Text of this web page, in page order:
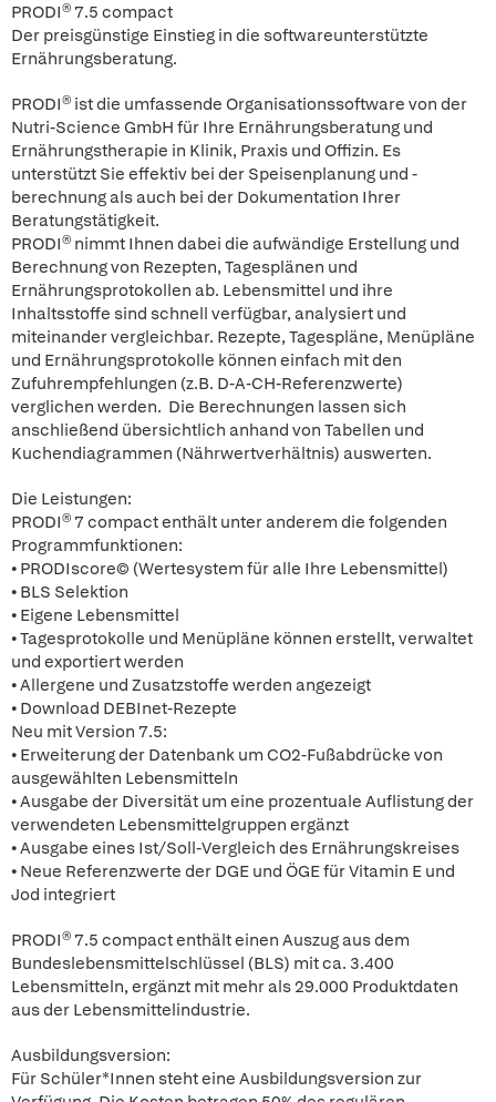
PRODI® 7.5 compact
Der preisgünstige Einstieg in die softwareunterstützte
Ernährungsberatung.
PRODI® ist die umfassende Organisationssoftware von der
Nutri-Science GmbH für Ihre Ernährungsberatung und
Ernährungstherapie in Klinik, Praxis und Offizin. Es
unterstützt Sie effektiv bei der Speisenplanung und -
berechnung als auch bei der Dokumentation Ihrer
Beratungstätigkeit.
PRODI® nimmt Ihnen dabei die aufwändige Erstellung und
Berechnung von Rezepten, Tagesplänen und
Ernährungsprotokollen ab. Lebensmittel und ihre
Inhaltsstoffe sind schnell verfügbar, analysiert und
miteinander vergleichbar. Rezepte, Tagespläne, Menüpläne
und Ernährungsprotokolle können einfach mit den
Zufuhrempfehlungen (z.B. D-A-CH-Referenzwerte)
verglichen werden. Die Berechnungen lassen sich
anschließend übersichtlich anhand von Tabellen und
Kuchendiagrammen (Nährwertverhältnis) auswerten.
Die Leistungen:
PRODI® 7 compact enthält unter anderem die folgenden
Programmfunktionen:
• PRODIscore© (Wertesystem für alle Ihre Lebensmittel)
• BLS Selektion
• Eigene Lebensmittel
• Tagesprotokolle und Menüpläne können erstellt, verwaltet
und exportiert werden
• Allergene und Zusatzstoffe werden angezeigt
• Download DEBInet-Rezepte
Neu mit Version 7.5:
• Erweiterung der Datenbank um CO2-Fußabdrücke von
ausgewählten Lebensmitteln
• Ausgabe der Diversität um eine prozentuale Auflistung der
verwendeten Lebensmittelgruppen ergänzt
• Ausgabe eines Ist/Soll-Vergleich des Ernährungskreises
• Neue Referenzwerte der DGE und ÖGE für Vitamin E und
Jod integriert
PRODI® 7.5 compact enthält einen Auszug aus dem
Bundeslebensmittelschlüssel (BLS) mit ca. 3.400
Lebensmitteln, ergänzt mit mehr als 29.000 Produktdaten
aus der Lebensmittelindustrie.
Ausbildungsversion:
Für Schüler*Innen steht eine Ausbildungsversion zur